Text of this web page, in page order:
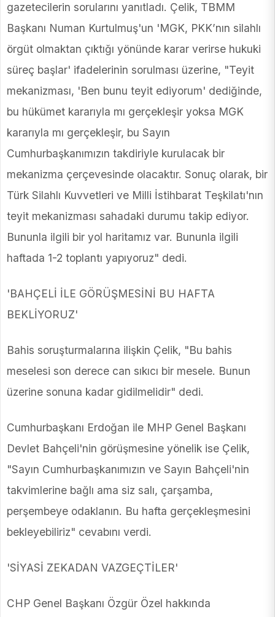
gazetecilerin sorularını yanıtladı. Çelik, TBMM
Başkanı Numan Kurtulmuş'un 'MGK, PKK’nın silahlı
örgüt olmaktan çıktığı yönünde karar verirse hukuki
süreç başlar' ifadelerinin sorulması üzerine, "Teyit
mekanizması, 'Ben bunu teyit ediyorum' dediğinde,
bu hükümet kararıyla mı gerçekleşir yoksa MGK
kararıyla mı gerçekleşir, bu Sayın
Cumhurbaşkanımızın takdiriyle kurulacak bir
mekanizma çerçevesinde olacaktır. Sonuç olarak, bir
Türk Silahlı Kuvvetleri ve Milli İstihbarat Teşkilatı'nın
teyit mekanizması sahadaki durumu takip ediyor.
Bununla ilgili bir yol haritamız var. Bununla ilgili
haftada 1-2 toplantı yapıyoruz" dedi.
'BAHÇELİ İLE GÖRÜŞMESİNİ BU HAFTA
BEKLİYORUZ'
Bahis soruşturmalarına ilişkin Çelik, "Bu bahis
meselesi son derece can sıkıcı bir mesele. Bunun
üzerine sonuna kadar gidilmelidir" dedi.
Cumhurbaşkanı Erdoğan ile MHP Genel Başkanı
Devlet Bahçeli'nin görüşmesine yönelik ise Çelik,
"Sayın Cumhurbaşkanımızın ve Sayın Bahçeli'nin
takvimlerine bağlı ama siz salı, çarşamba,
perşembeye odaklanın. Bu hafta gerçekleşmesini
bekleyebiliriz" cevabını verdi.
'SİYASİ ZEKADAN VAZGEÇTİLER'
CHP Genel Başkanı Özgür Özel hakkında